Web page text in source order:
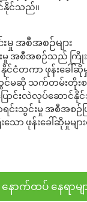
နိုင်သည်။
မှု အစီအစဉ်များ
အစီအစဉ်သည် ကြိုးဖု
င်ငံတကာ ဖုန်းခေါ်ဆိုမှု
မဆို သက်တမ်းတိုး
ောင်းလဲလုပ်ဆောင်နို
ရင်းသွင်းမှု အစီအစ
သော ဖုန်းခေါ်ဆိုမှုမ
နောက်ထပ် နေရာမျ